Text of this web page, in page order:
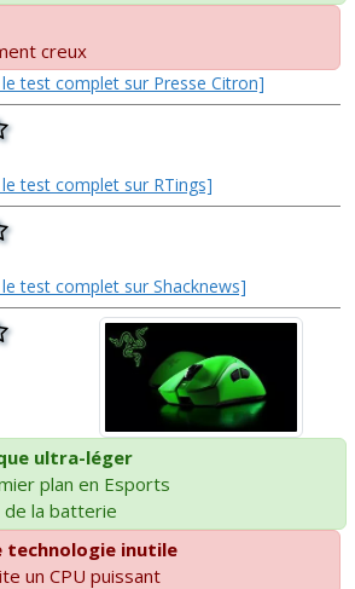
creux
test complet sur Presse Citron]
test complet sur RTings]
test complet sur Shacknews]
ultra-léger
plan en Esports
de la batterie
technologie inutile
un CPU puissant